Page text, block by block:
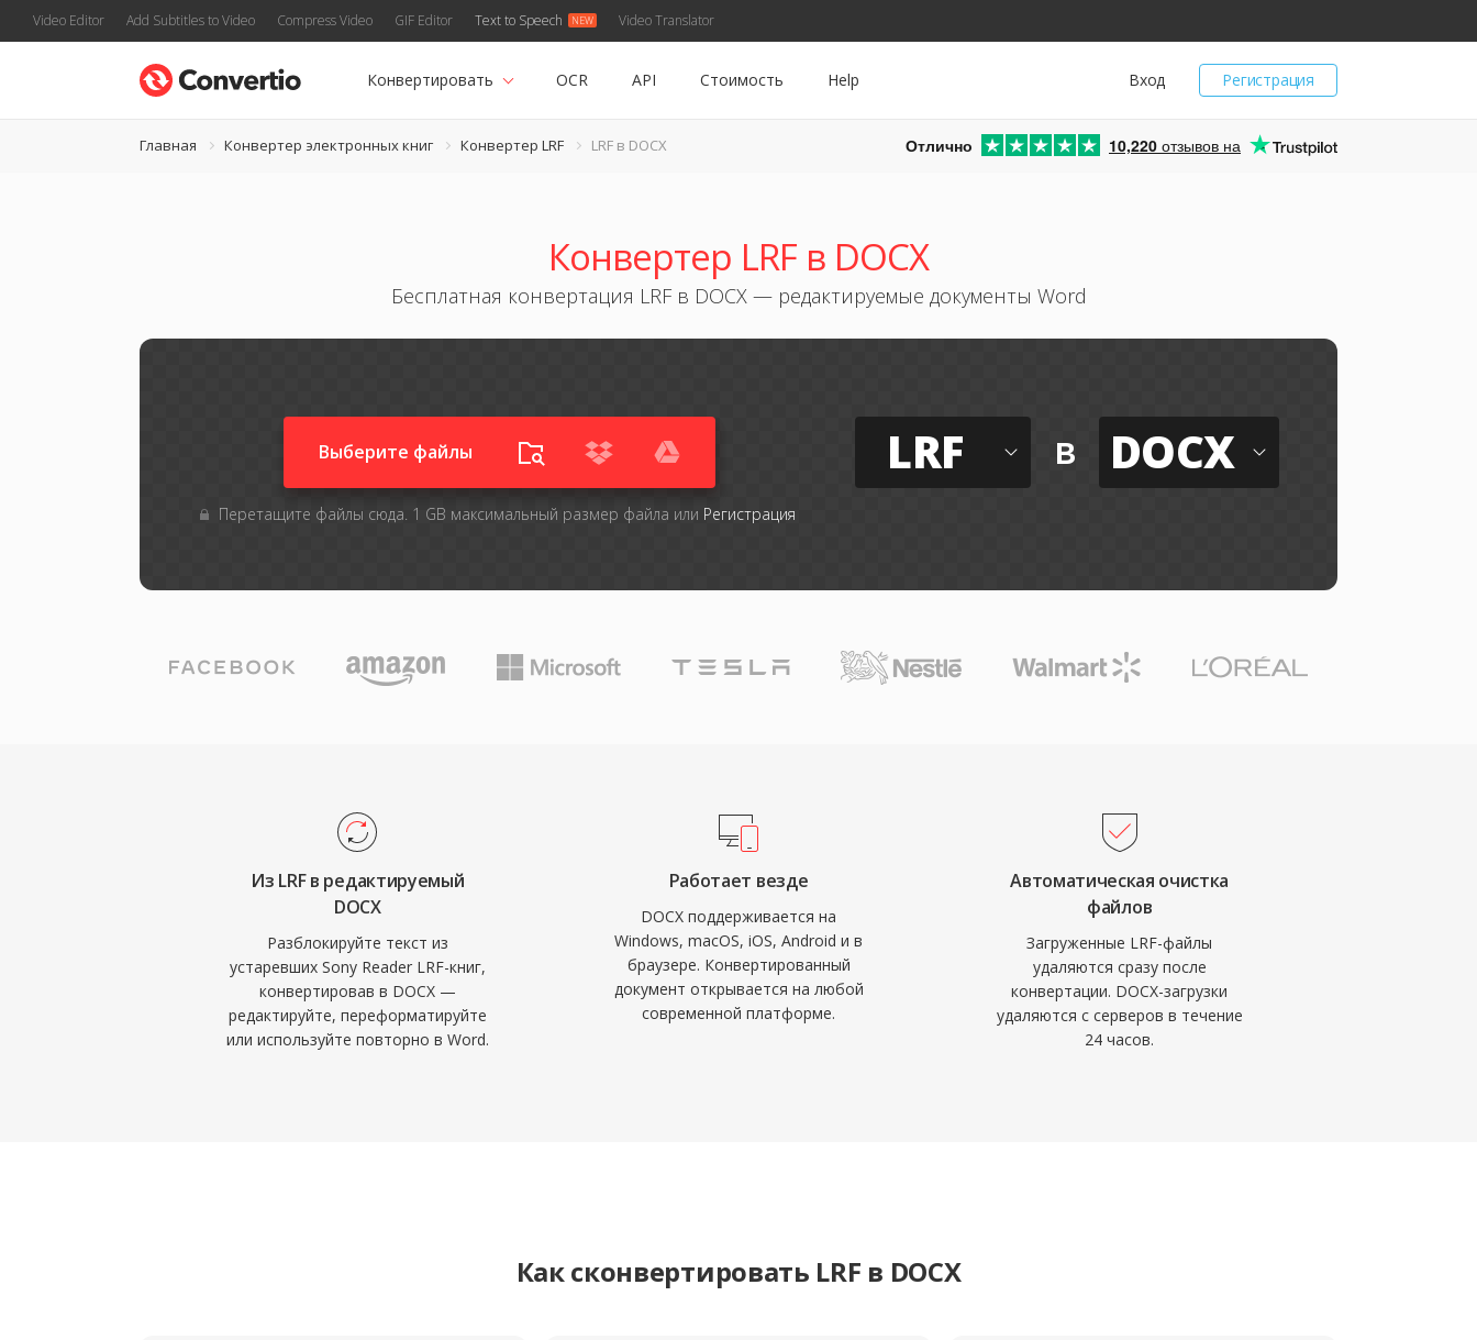
Video Editor Add Subtitles to Video Compress Video GIF Editor Text to Speech Video Translator
Регистрация
Вход
Конвертировать OCR API Стоимость Help
Главная Конвертер электронных книг Конвертер LRF LRF в DOCX Отлично 10,220 отзывов на
Конвертер LRF в DOCX
Бесплатная конвертация LRF в DOCX — редактируемые документы Word
Выберите файлы
Перетащите файлы сюда. 1 GB максимальный размер файла или Регистрация
LRF в DOCX
Из LRF в редактируемый
DOCX
Разблокируйте текст из
устаревших Sony Reader LRF-книг,
конвертировав в DOCX —
редактируйте, переформатируйте
или используйте повторно в Word.
Работает везде
DOCX поддерживается на
Windows, macOS, iOS, Android и в
браузере. Конвертированный
документ открывается на любой
современной платформе.
Автоматическая очистка
файлов
Загруженные LRF-файлы
удаляются сразу после
конвертации. DOCX-загрузки
удаляются с серверов в течение
24 часов.
Как сконвертировать LRF в DOCX